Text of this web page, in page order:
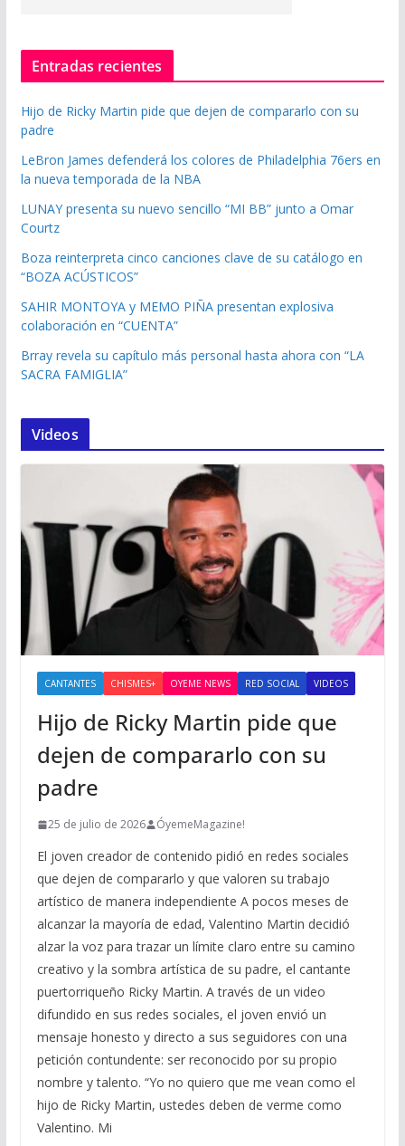
Entradas recientes
Hijo de Ricky Martin pide que dejen de compararlo con su
padre
LeBron James defenderá los colores de Philadelphia 76ers en
la nueva temporada de la NBA
LUNAY presenta su nuevo sencillo “MI BB” junto a Omar
Courtz
Boza reinterpreta cinco canciones clave de su catálogo en
“BOZA ACÚSTICOS”
SAHIR MONTOYA y MEMO PIÑA presentan explosiva
colaboración en “CUENTA”
Brray revela su capítulo más personal hasta ahora con “LA
SACRA FAMIGLIA”
Videos
CANTANTES CHISMES+ OYEME NEWS RED SOCIAL VIDEOS
Hijo de Ricky Martin pide que
dejen de compararlo con su
padre
25 de julio de 2026 ÓyemeMagazine!
El joven creador de contenido pidió en redes sociales
que dejen de compararlo y que valoren su trabajo
artístico de manera independiente A pocos meses de
alcanzar la mayoría de edad, Valentino Martin decidió
alzar la voz para trazar un límite claro entre su camino
creativo y la sombra artística de su padre, el cantante
puertorriqueño Ricky Martin. A través de un video
difundido en sus redes sociales, el joven envió un
mensaje honesto y directo a sus seguidores con una
petición contundente: ser reconocido por su propio
nombre y talento. “Yo no quiero que me vean como el
hijo de Ricky Martin, ustedes deben de verme como
Valentino. Mi